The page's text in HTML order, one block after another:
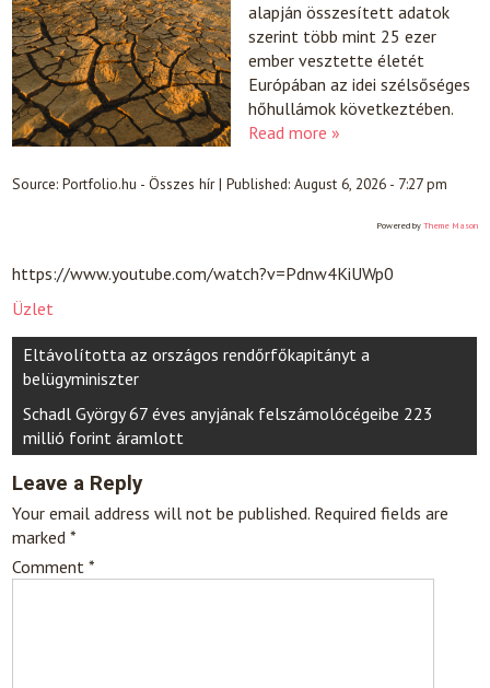
alapján összesített adatok
szerint több mint 25 ezer
ember vesztette életét
Európában az idei szélsőséges
hőhullámok következtében.
Read more »
Source:Portfolio.hu - Összes hír|Published:August 6, 2026 - 7:27 pm
Powered by Theme Mason
https://www.youtube.com/watch?v=Pdnw4KiUWp0
Üzlet
Post
navigation
Eltávolította az országos rendőrfőkapitányt a
belügyminiszter
Schadl György 67 éves anyjának felszámolócégeibe 223
millió forint áramlott
Leave a Reply
Your email address will not be published. Required fields are
marked*
Comment*